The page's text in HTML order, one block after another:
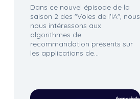
Dans ce nouvel épisode de la
saison 2 des "Voies de l'IA", nous
nous intéressons aux
algorithmes de
recommandation présents sur
les applications de...